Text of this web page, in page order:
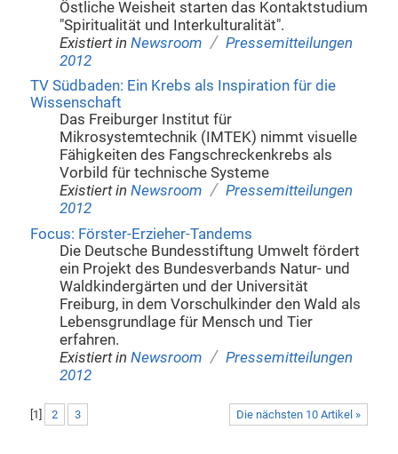
Östliche Weisheit starten das Kontaktstudium
"Spiritualität und Interkulturalität".
Existiert in Newsroom / Pressemitteilungen
2012
TV Südbaden: Ein Krebs als Inspiration für die
Wissenschaft
Das Freiburger Institut für
Mikrosystemtechnik (IMTEK) nimmt visuelle
Fähigkeiten des Fangschreckenkrebs als
Vorbild für technische Systeme
Existiert in Newsroom / Pressemitteilungen
2012
Focus: Förster-Erzieher-Tandems
Die Deutsche Bundesstiftung Umwelt fördert
ein Projekt des Bundesverbands Natur- und
Waldkindergärten und der Universität
Freiburg, in dem Vorschulkinder den Wald als
Lebensgrundlage für Mensch und Tier
erfahren.
Existiert in Newsroom / Pressemitteilungen
2012
Die nächsten 10 Artikel »
1 2 3